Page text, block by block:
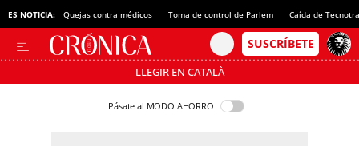
ES NOTICIA: Quejas contra médicos Toma de control de Parlem Caída de
LLEGIR EN CATALÀ
Pásate al MODO AHORRO